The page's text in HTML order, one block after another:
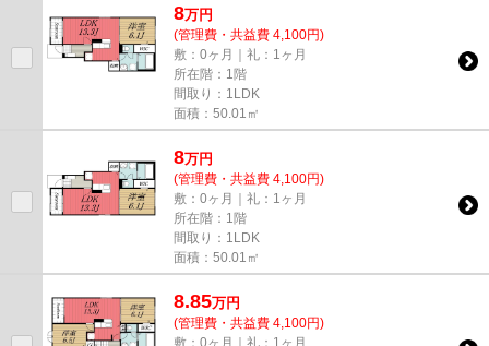
8万円
(管理費・共益費 4,100円)
敷：0ヶ月｜礼：1ヶ月
所在階：1階
間取り：1LDK
面積：50.01㎡
8万円
(管理費・共益費 4,100円)
敷：0ヶ月｜礼：1ヶ月
所在階：1階
間取り：1LDK
面積：50.01㎡
8.85万円
(管理費・共益費 4,100円)
敷：0ヶ月｜礼：1ヶ月